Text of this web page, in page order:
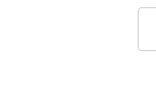
1030 pages